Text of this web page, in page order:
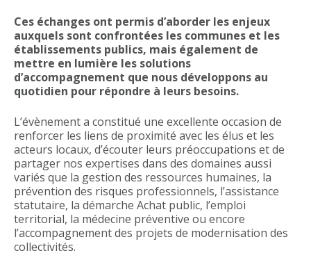
Ces échanges ont permis d’aborder les enjeux
auxquels sont confrontées les communes et les
établissements publics, mais également de
mettre en lumière les solutions
d’accompagnement que nous développons au
quotidien pour répondre à leurs besoins.
L’évènement a constitué une excellente occasion de
renforcer les liens de proximité avec les élus et les
acteurs locaux, d’écouter leurs préoccupations et de
partager nos expertises dans des domaines aussi
variés que la gestion des ressources humaines, la
prévention des risques professionnels, l’assistance
statutaire, la démarche Achat public, l’emploi
territorial, la médecine préventive ou encore
l’accompagnement des projets de modernisation des
collectivités.